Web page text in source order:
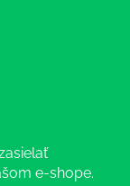
e-shope.